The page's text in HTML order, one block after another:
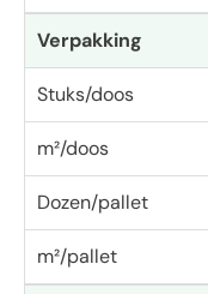
Verpakking
Stuks/doos
m²/doos
Dozen/pallet
m²/pallet